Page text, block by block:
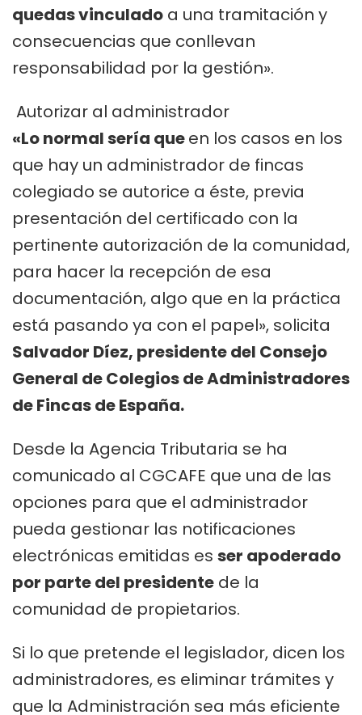
quedas vinculado a una tramitación y
consecuencias que conllevan
responsabilidad por la gestión».
Autorizar al administrador
«Lo normal sería queen los casos en los
que hay un administrador de fincas
colegiado se autorice a éste, previa
presentación del certificado con la
pertinente autorización de la comunidad,
para hacer la recepción de esa
documentación, algo que en la práctica
está pasando ya con el papel», solicita
Salvador Díez, presidente del Consejo
General de Colegios de Administradores
de Fincas de España.
Desde la Agencia Tributaria se ha
comunicado al CGCAFE que una de las
opciones para que el administrador
pueda gestionar las notificaciones
electrónicas emitidas es ser apoderado
por parte del presidente de la
comunidad de propietarios.
Si lo que pretende el legislador, dicen los
administradores, es eliminar trámites y
que la Administración sea más eficiente